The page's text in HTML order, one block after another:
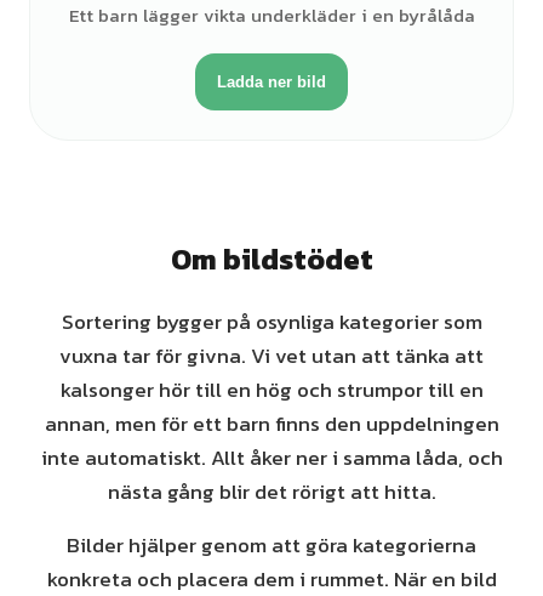
Ett barn lägger vikta underkläder i en byrålåda
Ladda ner bild
Om bildstödet
Sortering bygger på osynliga kategorier som
vuxna tar för givna. Vi vet utan att tänka att
kalsonger hör till en hög och strumpor till en
annan, men för ett barn finns den uppdelningen
inte automatiskt. Allt åker ner i samma låda, och
nästa gång blir det rörigt att hitta.
Bilder hjälper genom att göra kategorierna
konkreta och placera dem i rummet. När en bild